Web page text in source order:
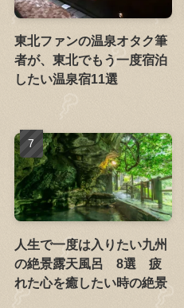
東北ファンの温泉オタク筆
者が、東北でもう一度宿泊
したい温泉宿11選
人生で一度は入りたい九州
の絶景露天風呂 8選 疲
れた心を癒したい時の絶景